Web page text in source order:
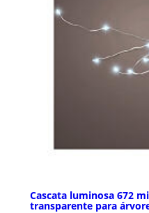
Cascata luminosa 672
transparente para